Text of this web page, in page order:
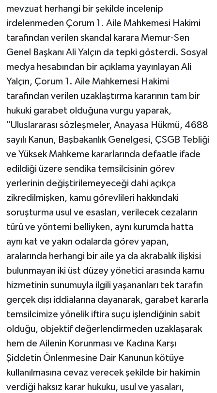
mevzuat herhangi bir şekilde incelenip
irdelenmeden Çorum 1. Aile Mahkemesi Hakimi
tarafından verilen skandal karara Memur-Sen
Genel Başkanı Ali Yalçın da tepki gösterdi. Sosyal
medya hesabından bir açıklama yayınlayan Ali
Yalçın, Çorum 1. Aile Mahkemesi Hakimi
tarafından verilen uzaklaştırma kararının tam bir
hukuki garabet olduğuna vurgu yaparak,
"Uluslararası sözleşmeler, Anayasa Hükmü, 4688
sayılı Kanun, Başbakanlık Genelgesi, ÇSGB Tebliği
ve Yüksek Mahkeme kararlarında defaatle ifade
edildiği üzere sendika temsilcisinin görev
yerlerinin değiştirilemeyeceği dahi açıkça
zikredilmişken, kamu görevlileri hakkındaki
soruşturma usul ve esasları, verilecek cezaların
türü ve yöntemi belliyken, aynı kurumda hatta
aynı kat ve yakın odalarda görev yapan,
aralarında herhangi bir aile ya da akrabalık ilişkisi
bulunmayan iki üst düzey yönetici arasında kamu
hizmetinin sunumuyla ilgili yaşananları tek tarafın
gerçek dışı iddialarına dayanarak, garabet kararla
temsilcimize yönelik iftira suçu işlendiğinin sabit
olduğu, objektif değerlendirmeden uzaklaşarak
hem de Ailenin Korunması ve Kadına Karşı
Şiddetin Önlenmesine Dair Kanunun kötüye
kullanılmasına cevaz verecek şekilde bir hakimin
verdiği haksız karar hukuku, usul ve yasaları,